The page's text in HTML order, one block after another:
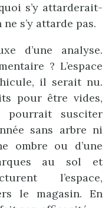
s’y attarderait-
s’y attarde pas.
d’une analyse.
? L’espace
il serait nu.
pour être vides,
pourrait susciter
sans arbre ni
ombre ou d’une
au sol et
l’espace,
le magasin. En